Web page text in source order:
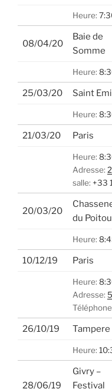
Heure:
08/04/20
Baie de
Somme
Heure:
25/03/20 Saint
Heure:
21/03/20 Paris
Heure:
Adresse:
salle: +33
20/03/20
du Poitou
Heure:
10/12/19 Paris
Heure:
Adresse:
26/10/19 Tampere
Heure:
28/06/19
Givry –
Festival